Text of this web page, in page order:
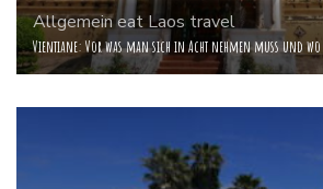
Allgemeineat Laos travel
Vientiane: Vor was man sich in Acht nehmen muss und wo